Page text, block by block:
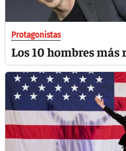
Protagonistas
Los 10 hombres más